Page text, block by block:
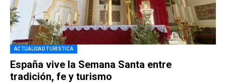
ACTUALIDAD TURÍSTICA
España vive la Semana Santa entre
tradición, fe y turismo